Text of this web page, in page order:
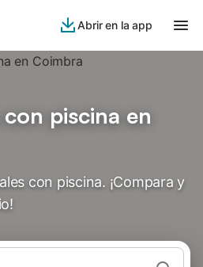
Abrir en la app
piscina en
con piscina. ¡Compara y